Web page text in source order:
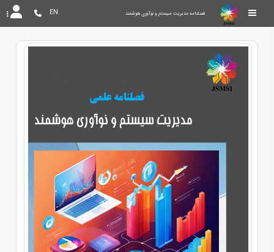
فصلنامه مدیریت سیستم و نوآوری هوشمند EN